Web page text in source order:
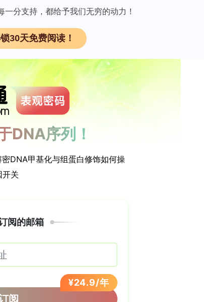
目前对该病害的研究十分有限，尚未建立有
侵染的分子机制，挖掘关键抗病基因，对于
录因子（transcription factor, TF）家族在植
成员已被报道参与次生代谢物合成、非生
毛状体形成和没食子酸基儿茶素合成，但其
miRNA）是一类长约20–24 nt的非编码小
译抑制。miR858在多种植物中参与生长发
通过对E. sorghinum接种茶树叶片的
csi-miR858-3p_L-1与CsMYB1可能构成病
假设：csi-miR858-3p_L-1–CsMYB1对在茶
组学（multi-omics）分析、DNA亲和纯化
、酵母单杂交（yeast one-hybrid,
分支持，都给予我们无穷的动力！
30天免费阅读！